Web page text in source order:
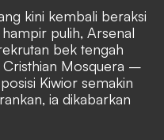
kini kembali beraksi
pulih, Arsenal
bek tengah
Cristhian Mosquera –
Kiwior semakin
ia dikabarkan